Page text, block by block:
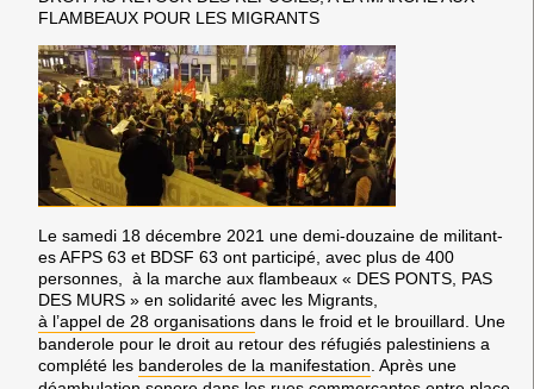
FLAMBEAUX POUR LES MIGRANTS
Le samedi 18 décembre 2021 une demi-douzaine de militant-
es AFPS 63 et BDSF 63 ont participé, avec plus de 400
personnes, à la marche aux flambeaux « DES PONTS, PAS
DES MURS » en solidarité avec les Migrants,
à l’appel de 28 organisations dans le froid et le brouillard. Une
banderole pour le droit au retour des réfugiés palestiniens a
complété les banderoles de la manifestation . Après une